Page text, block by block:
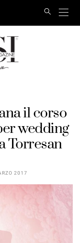
il corso
wedding
Torresan
2017